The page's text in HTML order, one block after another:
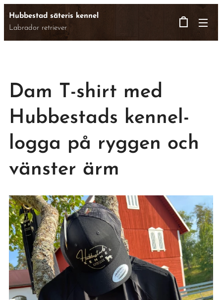
Hubbestad säteris kennel
Labrador retriever
Dam T-shirt med
Hubbestads kennel-
logga på ryggen och
vänster ärm